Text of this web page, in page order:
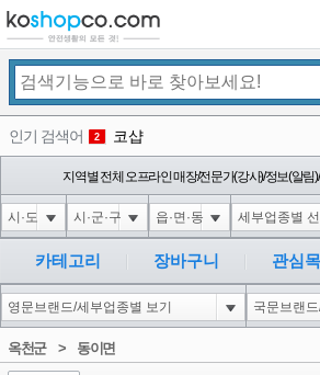
인기 검색어 2 코샵
3 익스
4 1-1; waitfor delay '0:0:15' --
5
6 1-1); waitfor delay '0:0:15' --
1
지역별 전체 오프라인 매장/전문가(강사)/정보(알림
카테고리 장바구니 관심
옥천군> 동이면